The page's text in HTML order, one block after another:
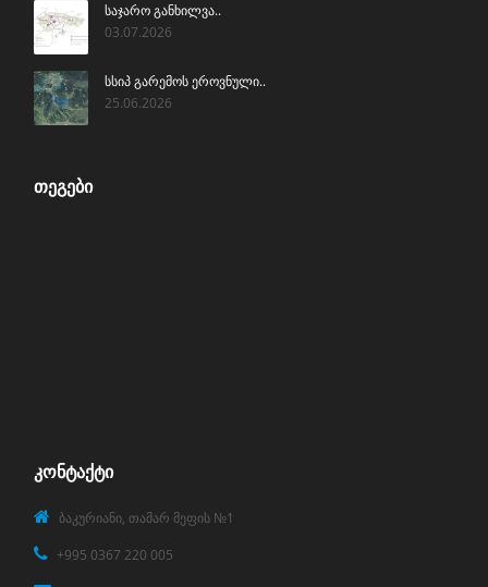
საჯარო განხილვა..
03.07.2026
სსიპ გარემოს ეროვნული..
25.06.2026
ᲗᲔᲒᲔᲑᲘ
ᲙᲝᲜᲢᲐᲥᲢᲘ
ბაკურიანი, თამარ მეფის №1
+995 0367 220 005